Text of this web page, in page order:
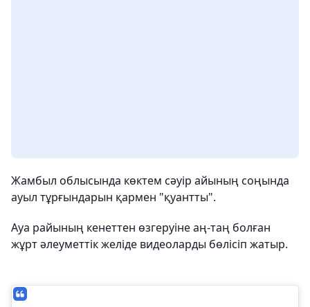
Жамбыл облысында көктем сәуір айының соңында
ауыл тұрғындарын қармен "қуантты".
Ауа райының кенеттен өзгеруіне аң-таң болған
жұрт әлеуметтік желіде видеоларды бөлісіп жатыр.